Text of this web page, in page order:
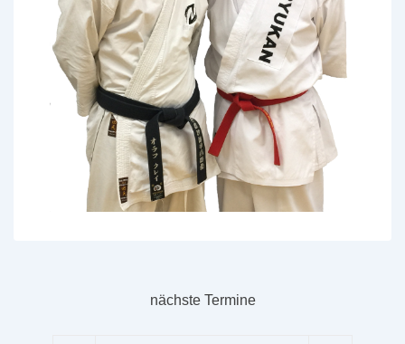
nächste Termine